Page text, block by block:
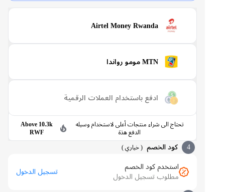
Airtel Money Rwanda
MTN مومو رواندا
ادفع باستخدام العملات الرقمية
تحتاج الى شراء منتجات أعلى لاستخدام وسيله
Above 10.3k
RWF
كود الخصم (خياري )
استخدم كود الخصم
مطلوب تسجيل الدخول
تسجيل الدخول